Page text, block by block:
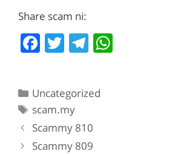
Sumber scam.my id:706
Share scam ni:
F
e
b
o
T
er
T
gr
a
m
Categories
Uncategorized
Tags
scam.my
Scammy 810
Scammy 809